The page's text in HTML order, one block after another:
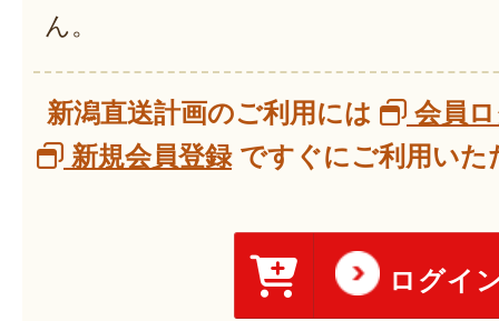
ん。
新潟直送計画のご利用には
会員
新規会員登録ですぐにご利用いた
ログイ